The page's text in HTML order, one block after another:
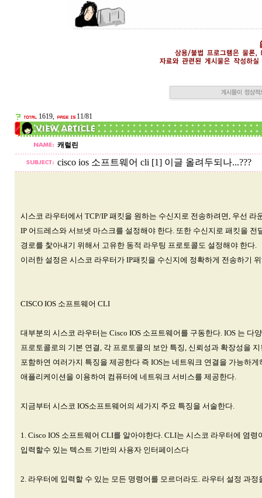
1619, 11/81
캐럴린
cisco ios 소프트웨어 cli [1] 이글 올려두되나...???
시스코 라우터에서 TCP/IP 패킷을 원하는 수신지로 전송하려면, 우선 라
IP 어드레스와 서브넷 마스크를 설정해야 한다. 또한 수신지로 패킷을 전
경로를 찿아내기 위해서 고유한 동적 라우팅 프로토콜도 설정해야 한다.
이러한 설정은 시스코 라우터가 IP패킷을 수신지에 정확하게 전송하기
CISCO IOS 소프트웨어 CLI
대부분의 시스코 라우터는 Cisco IOS 소프트웨어를 구동한다. IOS 는 다
프로토콜로의 기본 연결, 각 프로토콜의 보안 특징, 신뢰성과 확장성을
포함하연 여러가지 특징을 제공한다 즉 IOS는 네트워크 연결을 가능하게
애플리케이션을 이용하여 컴퓨터에 네트워크 서비스를 제공한다.
지금부터 시스코 IOS소프트웨어의 세가지 주요 특징을 서술한다.
1. Cisco IOS 소프트웨어 CLI를 알아야한다. CLI는 시스코 라우터에 염령
입력할수 있는 텍스트 기반의 사용자 인터페이스다
2. 라우터에 입력할 수 있는 모든 명령어를 모르더라도. 라우터 설정 과정